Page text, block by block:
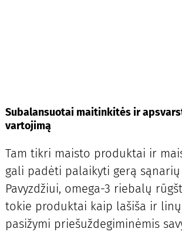
Subalansuotai maitinkitės ir
vartojimą
Tam tikri maisto produktai ir
gali padėti palaikyti gerą
Pavyzdžiui, omega-3 riebalų
tokie produktai kaip lašiša ir linų
pasižymi priešuždegiminėmis